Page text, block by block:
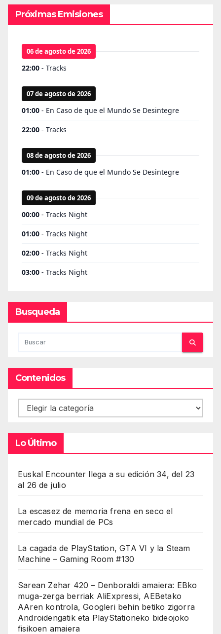
Próximas Emisiones
Busqueda
Contenidos
Contenidos
Lo Último
Euskal Encounter llega a su edición 34, del 23
al 26 de julio
La escasez de memoria frena en seco el
mercado mundial de PCs
La cagada de PlayStation, GTA VI y la Steam
Machine – Gaming Room #130
Sarean Zehar 420 – Denboraldi amaiera: EBko
muga-zerga berriak AliExpressi, AEBetako
AAren kontrola, Googleri behin betiko zigorra
Androidengatik eta PlayStationeko bideojoko
fisikoen amaiera